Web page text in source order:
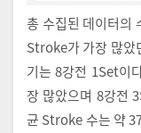
총 수집된 데이터의
Stroke가 가장 많았
기는 8강전 1Set이
장 많았으며 8강전
균 Stroke 수는 약